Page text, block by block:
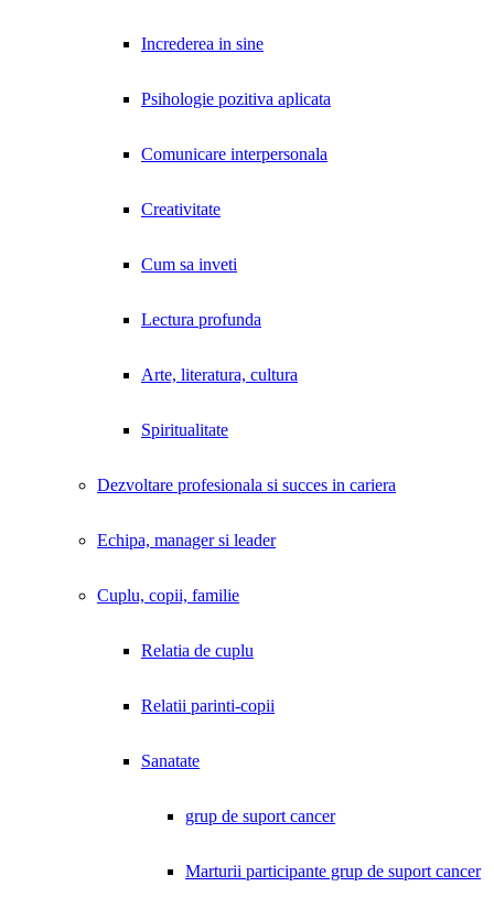
Increderea in sine
Psihologie pozitiva aplicata
Comunicare interpersonala
Creativitate
Cum sa inveti
Lectura profunda
Arte, literatura, cultura
Spiritualitate
Dezvoltare profesionala si succes in cariera
Echipa, manager si leader
Cuplu, copii, familie
Relatia de cuplu
Relatii parinti-copii
Sanatate
grup de suport cancer
Marturii participante grup de suport cancer